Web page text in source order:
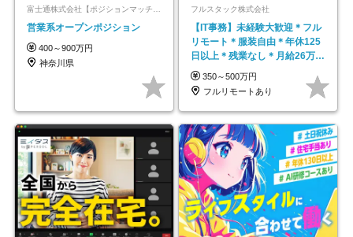
営業系オープンポジション
400～900万円
神奈川県
フルスタック株式会社
【IT事務】未経験大歓迎＊フル
リモート＊服装自由＊年休125
日以上＊残業なし＊月給26万円
以上
350～500万円
フルリモートあり